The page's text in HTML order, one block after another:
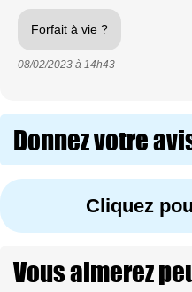
Forfait à vie ?
08/02/2023 à 14h43
Donnez votre
Cliquez
Vous aimerez